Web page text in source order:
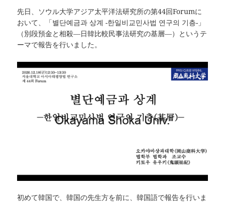
先日、ソウル大学アジア太平洋法研究所の第44回Forumに
おいて、「별단예금과 상계 -한일비교민사법 연구의 기층-」
（別段預金と相殺―日韓比較民事法研究の基層―）というテ
ーマで報告を行いました。
初めて韓国で、韓国の先生方を前に、韓国語で報告を行いま